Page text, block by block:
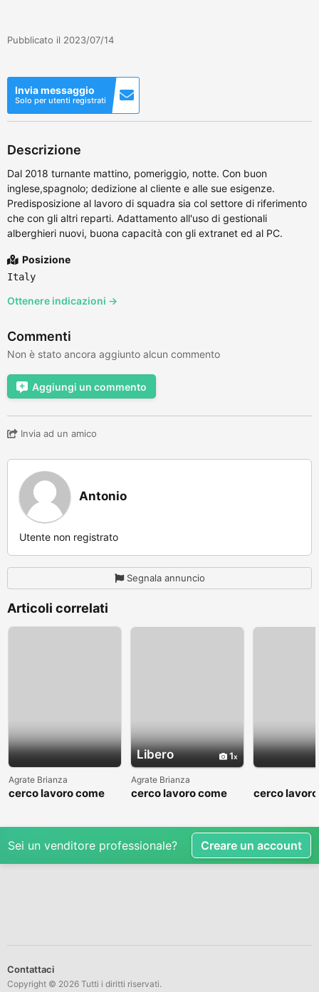
Pubblicato il 2023/07/14
Invia messaggio
Solo per utenti registrati
Descrizione
Dal 2018 turnante mattino, pomeriggio, notte. Con buon
inglese,spagnolo; dedizione al cliente e alle sue esigenze.
Predisposizione al lavoro di squadra sia col settore di riferimento
che con gli altri reparti. Adattamento all'uso di gestionali
alberghieri nuovi, buona capacità con gli extranet ed al PC.
Posizione
Italy
Ottenere indicazioni →
Commenti
Non è stato ancora aggiunto alcun commento
Aggiungi un commento
Invia ad un amico
Antonio
Utente non registrato
Segnala annuncio
Articoli correlati
Agrate Brianza
cerco lavoro come
Libero 1
Agrate Brianza
cerco lavoro come
cerco
Sei un venditore professionale? Creare un account
Contattaci
Copyright © 2026 Tutti i diritti riservati.